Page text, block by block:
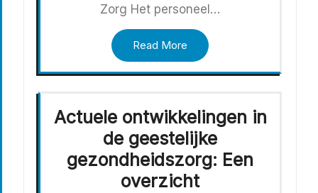
Zorg Het personeel…
Read More
Actuele ontwikkelingen in
de geestelijke
gezondheidszorg: Een
overzicht